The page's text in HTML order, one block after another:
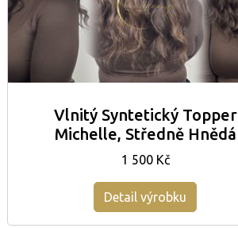
Vlnitý Syntetický Topper
Michelle, Středně Hnědá
1 500 Kč
Detail výrobku